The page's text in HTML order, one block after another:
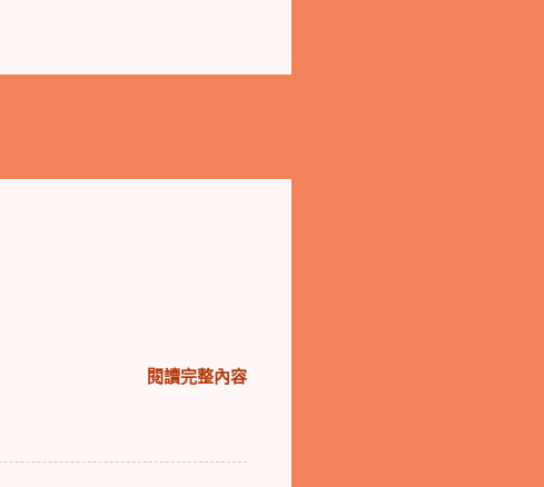
閱讀完整內容